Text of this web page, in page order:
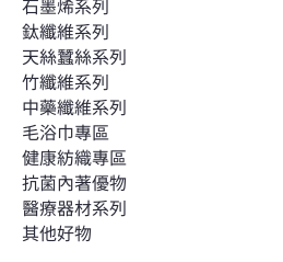
石墨烯系列
鈦纖維系列
天絲蠶絲系列
竹纖維系列
中藥纖維系列
毛浴巾專區
健康紡織專區
抗菌內著優物
醫療器材系列
其他好物